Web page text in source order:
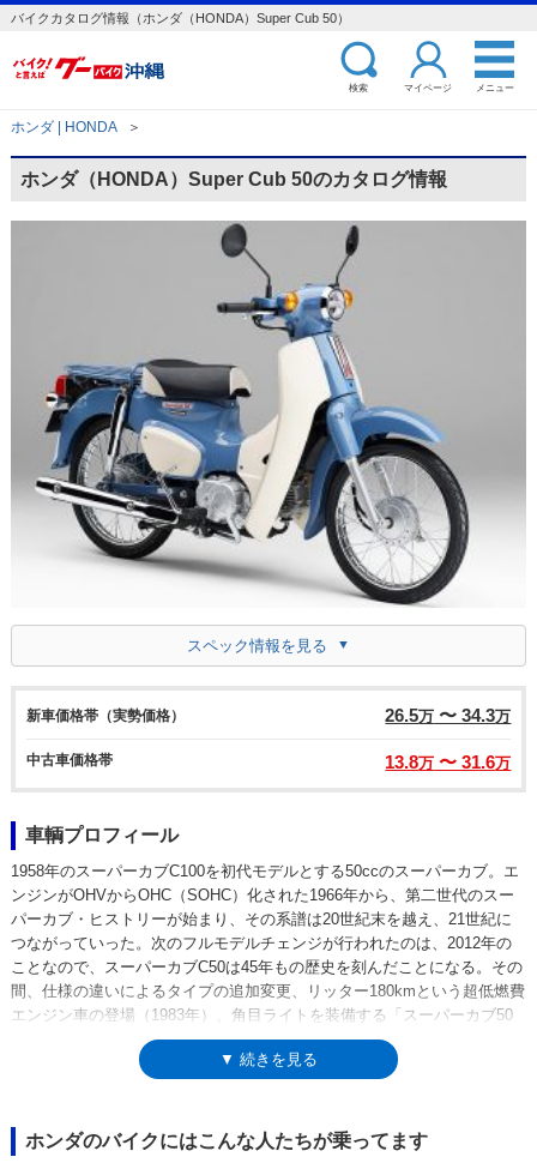
バイクカタログ情報（ホンダ（HONDA）Super Cub 50）
検索 マイページ メニュー
ホンダ | HONDA ＞
ホンダ（HONDA）Super Cub 50のカタログ情報
スペック情報を見る
新車価格帯（実勢価格） 26.5万 〜 34.3万
中古車価格帯 13.8万 〜 31.6万
車輌プロフィール
1958年のスーパーカブC100を初代モデルとする50ccのスーパーカブ。エ
ンジンがOHVからOHC（SOHC）化された1966年から、第二世代のスー
パーカブ・ヒストリーが始まり、その系譜は20世紀末を越え、21世紀に
つながっていった。次のフルモデルチェンジが行われたのは、2012年の
ことなので、スーパーカブC50は45年もの歴史を刻んだことになる。その
間、仕様の違いによるタイプの追加変更、リッター180kmという超低燃費
エンジン車の登場（1983年）、角目ライトを装備する「スーパーカブ50
カスタム」の設定、メーカービルドのストリートカスタム仕様の発売
（2002年）や、C100登場からの30周年、50周年を記念したモデルなど、
ル。2017年11月には再びモデルチェンジされ、スタンダードなカブらし
い丸目ヘッドライトが復活し（同時にLED化）、国内生産（熊本製作所）
▼ 続きを見る
ホンダのバイクにはこんな人たちが乗ってます